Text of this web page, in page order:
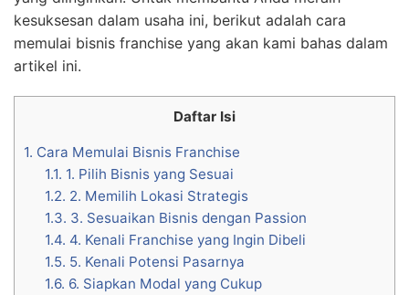
kesuksesan dalam usaha ini, berikut adalah cara
memulai bisnis franchise yang akan kami bahas dalam
artikel ini.
Daftar Isi
1. Cara Memulai Bisnis Franchise
1.1. 1. Pilih Bisnis yang Sesuai
1.2. 2. Memilih Lokasi Strategis
1.3. 3. Sesuaikan Bisnis dengan Passion
1.4. 4. Kenali Franchise yang Ingin Dibeli
1.5. 5. Kenali Potensi Pasarnya
1.6. 6. Siapkan Modal yang Cukup